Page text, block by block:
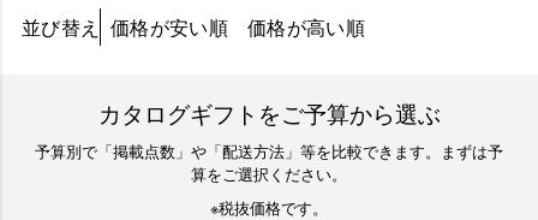
並び替え 価格が安い順 価格が高い順
カタログギフトをご予算から選ぶ
予算別で「掲載点数」や「配送方法」等を比較できます。まずは予
算をご選択ください。
※税抜価格です。